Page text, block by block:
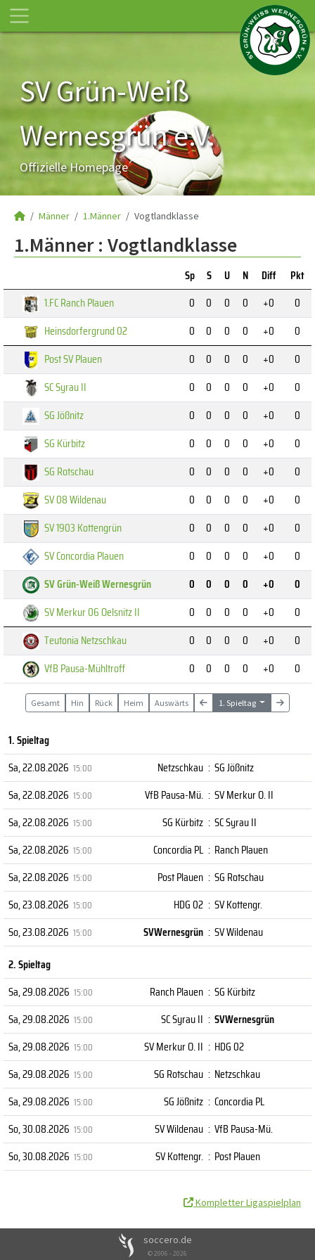
SV Grün-Weiß
Wernesgrün e.V.
Offizielle Homepage
Männer 1.Männer Vogtlandklasse
1.Männer : Vogtlandklasse
Sp S U N Diff
Pkt
1.FC Ranch Plauen
0 0 0 0 +0
0
Heinsdorfergrund 02
0 0 0 0 +0
0
Post SV Plauen
0 0 0 0 +0
0
SC Syrau II
0 0 0 0 +0
0
SG Jößnitz
0 0 0 0 +0
0
SG Kürbitz
0 0 0 0 +0
0
SG Rotschau
0 0 0 0 +0
0
SV 08 Wildenau
0 0 0 0 +0
0
SV 1903 Kottengrün
0 0 0 0 +0
0
SV Concordia Plauen
0 0 0 0 +0
0
SV Grün-Weiß Wernesgrün
0 0 0 0 +0
0
SV Merkur 06 Oelsnitz II
0 0 0 0 +0
0
Teutonia Netzschkau
0 0 0 0 +0
0
VfB Pausa-Mühltroff
0 0 0 0 +0 0
Gesamt Hin Rück Heim Auswärts 1. Spieltag
1. Spieltag
Sa, 22.08.2026 15:00 Netzschkau : SG Jößnitz
Sa, 22.08.2026 15:00 VfB Pausa-Mü. : SV Merkur O. II
Sa, 22.08.2026 15:00 SG Kürbitz : SC Syrau II
Sa, 22.08.2026 15:00 Concordia PL : Ranch Plauen
Sa, 22.08.2026 15:00 Post Plauen : SG Rotschau
So, 23.08.2026 15:00 HDG 02 : SV Kottengr.
So, 23.08.2026 15:00 SVWernesgrün : SV Wildenau
2. Spieltag
Sa, 29.08.2026 15:00 Ranch Plauen : SG Kürbitz
Sa, 29.08.2026 15:00 SC Syrau II : SVWernesgrün
Sa, 29.08.2026 15:00 SV Merkur O. II : HDG 02
Sa, 29.08.2026 15:00 SG Rotschau : Netzschkau
Sa, 29.08.2026 15:00 SG Jößnitz : Concordia PL
So, 30.08.2026 15:00 SV Wildenau : VfB Pausa-Mü.
So, 30.08.2026 15:00 SV Kottengr. : Post Plauen
Kompletter Ligaspielplan
soccero.de
© 2006 - 2026